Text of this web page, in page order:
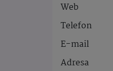
Web
Telefon
E-mail
Adresa